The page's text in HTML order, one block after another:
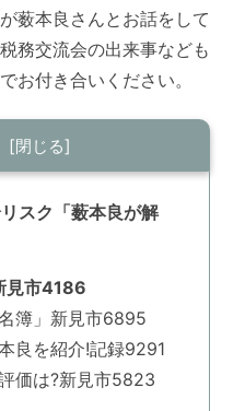
薮本良さんとお話をして
務交流会の出来事なども
お付き合いください。
スク「薮本良が解
見市4186
簿」新見市6895
良を紹介!記録9291
価は?新見市5823